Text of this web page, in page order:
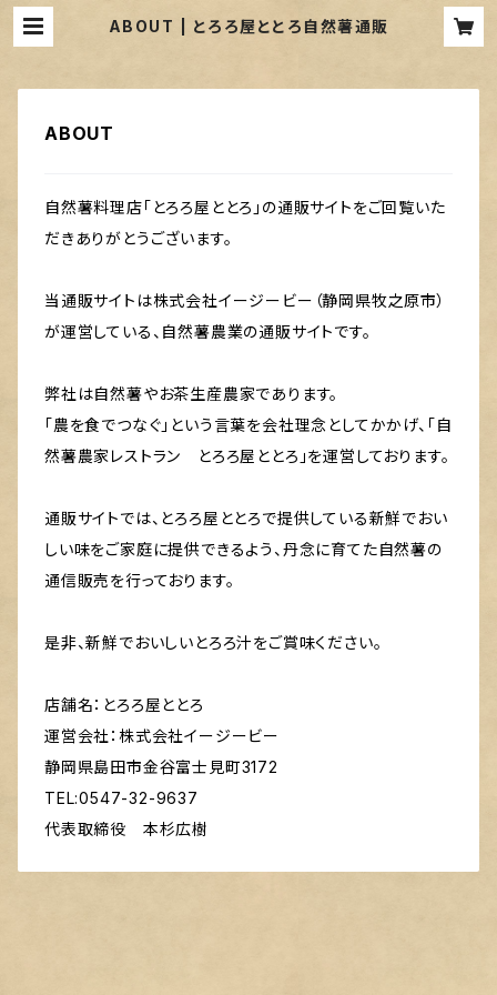
ABOUT | とろろ屋ととろ自然薯通販
ABOUT
自然薯料理店「とろろ屋ととろ」の通販サイトをご回覧いた
だきありがとうございます。
当通販サイトは株式会社イージービー（静岡県牧之原市）
が運営している、自然薯農業の通販サイトです。
弊社は自然薯やお茶生産農家であります。
「農を食でつなぐ」という言葉を会社理念としてかかげ、「自
然薯農家レストラン とろろ屋ととろ」を運営しております。
通販サイトでは、とろろ屋ととろで提供している新鮮でおい
しい味をご家庭に提供できるよう、丹念に育てた自然薯の
通信販売を行っております。
是非、新鮮でおいしいとろろ汁をご賞味ください。
店舗名：とろろ屋ととろ
運営会社：株式会社イージービー
静岡県島田市金谷富士見町3172
TEL:0547-32-9637
代表取締役 本杉広樹